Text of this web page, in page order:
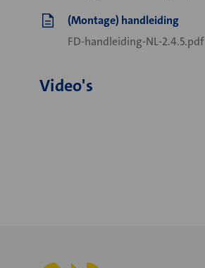
(Montage) handleiding
FD-handleiding-NL-2.4.5.pdf
Video's